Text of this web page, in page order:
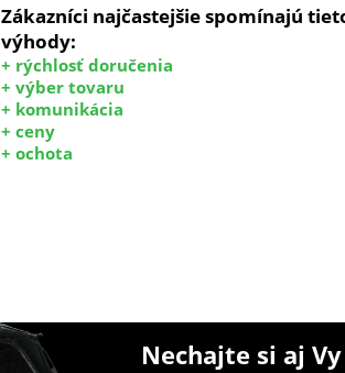
Zákazníci najčastejšie spomínajú
výhody:
+ rýchlosť doručenia
+ výber tovaru
+ komunikácia
+ ceny
+ ochota
Nechajte si aj